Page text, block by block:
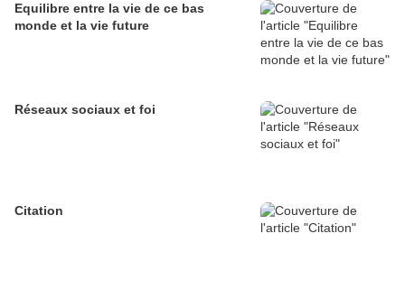
Equilibre entre la vie de ce bas
monde et la vie future
Réseaux sociaux et foi
Citation